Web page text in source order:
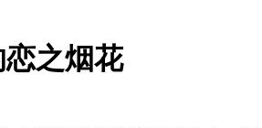
之烟花